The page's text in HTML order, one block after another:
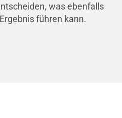
was ebenfalls
führen kann.